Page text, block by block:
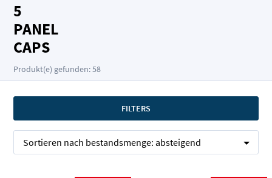
5
PANEL
CAPS
Produkt(e) gefunden: 58
FILTERS
Sortieren nach bestandsmenge: absteigend